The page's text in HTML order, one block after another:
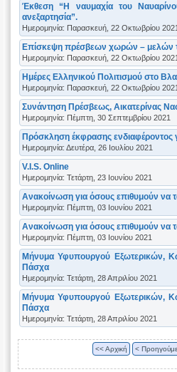
Έκθεση “Η ναυμαχία του
ανεξαρτησία”.
Ημερομηνία: Παρασκευή, 22 Οκτωβρίου 2021
Eπίσκεψη πρέσβεων χωρών – μελών
Ημερομηνία: Παρασκευή, 22 Οκτωβρίου 2021
Ημέρες Ελληνικού Πολιτισμού στο
Ημερομηνία: Παρασκευή, 22 Οκτωβρίου 2021
Συνάντηση Πρέσβεως, Αικατερίνας
Ημερομηνία: Πέμπτη, 30 Σεπτεμβρίου 2021
Πρόσκληση έκφρασης ενδιαφέροντος
Ημερομηνία: Δευτέρα, 26 Ιουλίου 2021
V.I.S. Online
Ημερομηνία: Τετάρτη, 23 Ιουνίου 2021
Ανακοίνωση για όσους επιθυμούν να
Ημερομηνία: Πέμπτη, 03 Ιουνίου 2021
Ανακοίνωση για όσους επιθυμούν να
Ημερομηνία: Πέμπτη, 03 Ιουνίου 2021
Μήνυμα Υφυπουργού Εξωτερικών,
Πάσχα
Ημερομηνία: Τετάρτη, 28 Απριλίου 2021
Μήνυμα Υφυπουργού Εξωτερικών,
Πάσχα
Ημερομηνία: Τετάρτη, 28 Απριλίου 2021
<< Αρχική <